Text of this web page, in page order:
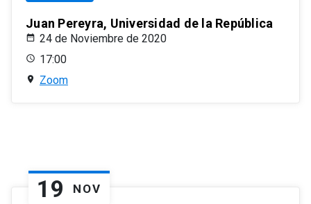
Juan Pereyra, Universidad de la República
24 de Noviembre de 2020
17:00
Zoom
19 NOV